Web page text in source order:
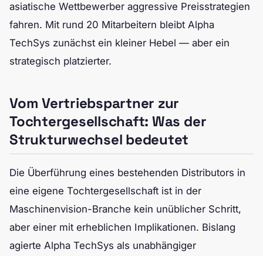
asiatische Wettbewerber aggressive Preisstrategien
fahren. Mit rund 20 Mitarbeitern bleibt Alpha
TechSys zunächst ein kleiner Hebel — aber ein
strategisch platzierter.
Vom Vertriebspartner zur
Tochtergesellschaft: Was der
Strukturwechsel bedeutet
Die Überführung eines bestehenden Distributors in
eine eigene Tochtergesellschaft ist in der
Maschinenvision-Branche kein unüblicher Schritt,
aber einer mit erheblichen Implikationen. Bislang
agierte Alpha TechSys als unabhängiger